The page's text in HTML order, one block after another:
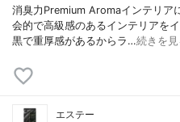
消臭力Premium Aromaインテリア
会的で高級感のあるインテリアを
黒で重厚感があるからラ…続きを見
エステー